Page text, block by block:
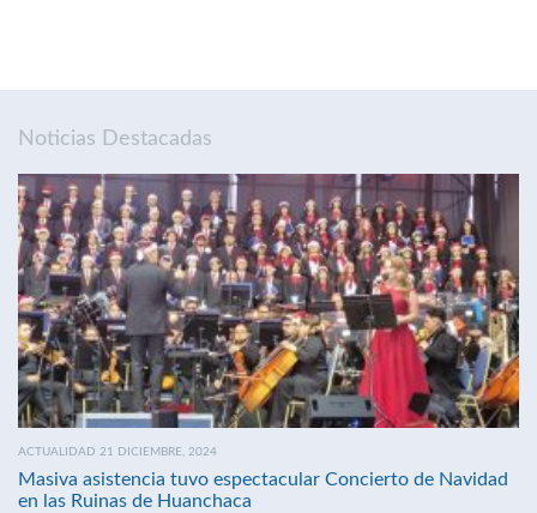
Noticias Destacadas
ACTUALIDAD 21 DICIEMBRE, 2024
Masiva asistencia tuvo espectacular Concierto de Navidad
en las Ruinas de Huanchaca